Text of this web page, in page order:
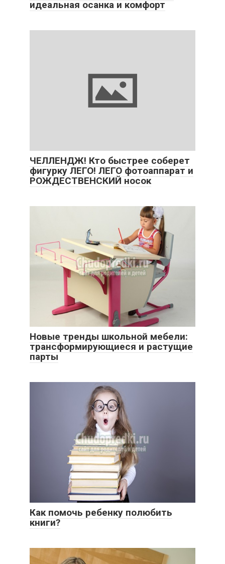
идеальная осанка и комфорт
ЧЕЛЛЕНДЖ! Кто быстрее соберет
фигурку ЛЕГО! ЛЕГО фотоаппарат и
РОЖДЕСТВЕНСКИЙ носок
Новые тренды школьной мебели:
трансформирующиеся и растущие
парты
Как помочь ребенку полюбить
книги?